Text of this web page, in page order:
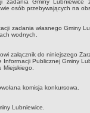
Gminy Lubniewice
osób przebywających na
zadania własnego Gminy
wodnych.
załącznik do niniejszego
Publicznej Gminy
Miejskiego.
komisja konkursowa.
Lubniewice.